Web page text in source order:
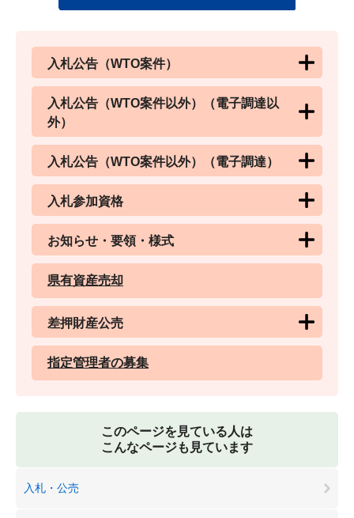
入札公告（WTO案件）
入札公告（WTO案件以外）（電子調達以
外）
入札公告（WTO案件以外）（電子調達）
入札参加資格
お知らせ・要領・様式
県有資産売却
差押財産公売
指定管理者の募集
このページを見ている人は
こんなページも見ています
入札・公売